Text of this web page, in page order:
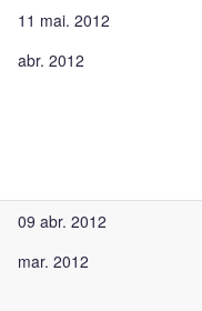
11 mai. 2012
abr. 2012
09 abr. 2012
mar. 2012